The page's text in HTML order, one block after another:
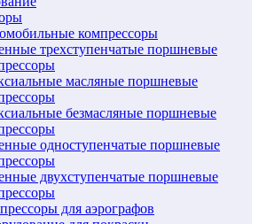
компрессоры
трехступенчатые поршневые
масляные поршневые
безмасляные поршневые
одноступенчатые поршневые
двухступенчатые поршневые
для аэрографов